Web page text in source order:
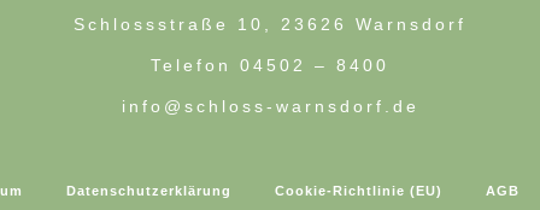
Schlossstraße 10, 23626 Warnsdorf
Telefon 04502 – 8400
info@schloss-warnsdorf.de
Datenschutzerklärung Cookie-Richtlinie (EU) AGB